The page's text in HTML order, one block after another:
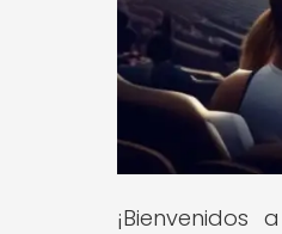
¡Bienvenidos a